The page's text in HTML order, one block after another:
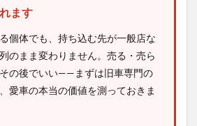
ます
個体でも、持ち込む先が一般店な
のまま変わりません。売る・売ら
の後でいい——まずは旧車専門の
愛車の本当の価値を測っておきま